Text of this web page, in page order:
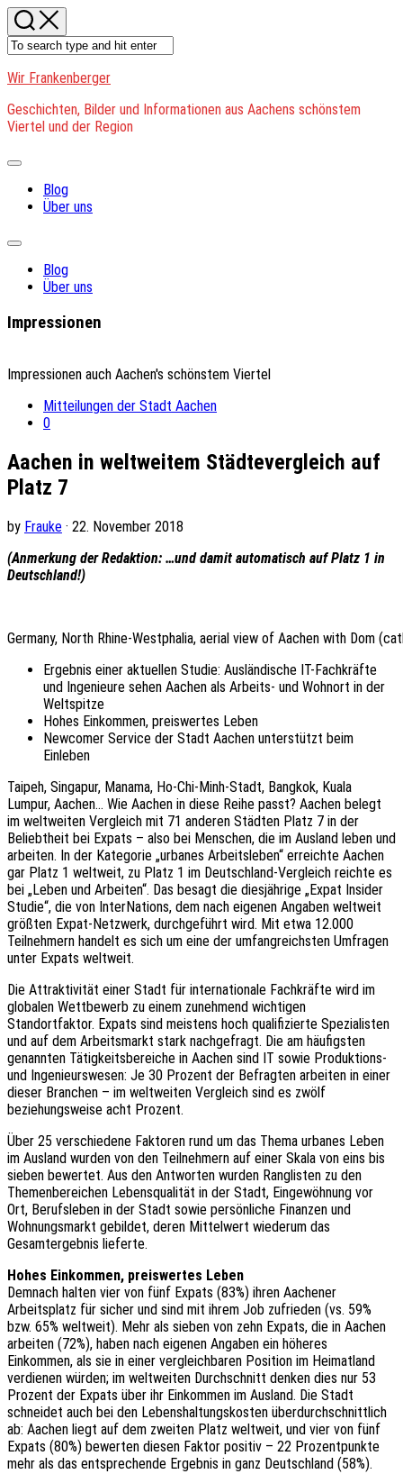
Skip
to
content
Wir Frankenberger
Geschichten, Bilder und Informationen aus Aachens schönstem
Viertel und der Region
Expand
Blog
Über uns
Expand
Blog
Über uns
Impressionen
Impressionen auch Aachen's schönstem Viertel
Mitteilungen der Stadt Aachen
0
Aachen in weltweitem Städtevergleich auf
Platz 7
by Frauke · 22. November 2018
(Anmerkung der Redaktion: …und damit automatisch auf Platz 1 in
Deutschland!)
Germany, North Rhine-Westphalia, aerial view of Aachen with Dom
Ergebnis einer aktuellen Studie: Ausländische IT-Fachkräfte
und Ingenieure sehen Aachen als Arbeits- und Wohnort in der
Weltspitze
Hohes Einkommen, preiswertes Leben
Newcomer Service der Stadt Aachen unterstützt beim
Einleben
Taipeh, Singapur, Manama, Ho-Chi-Minh-Stadt, Bangkok, Kuala
Lumpur, Aachen… Wie Aachen in diese Reihe passt? Aachen belegt
im weltweiten Vergleich mit 71 anderen Städten Platz 7 in der
Beliebtheit bei Expats – also bei Menschen, die im Ausland leben und
arbeiten. In der Kategorie „urbanes Arbeitsleben“ erreichte Aachen
gar Platz 1 weltweit, zu Platz 1 im Deutschland-Vergleich reichte es
bei „Leben und Arbeiten“. Das besagt die diesjährige „Expat Insider
Studie“, die von InterNations, dem nach eigenen Angaben weltweit
größten Expat-Netzwerk, durchgeführt wird. Mit etwa 12.000
Teilnehmern handelt es sich um eine der umfangreichsten Umfragen
unter Expats weltweit.
Die Attraktivität einer Stadt für internationale Fachkräfte wird im
globalen Wettbewerb zu einem zunehmend wichtigen
Standortfaktor. Expats sind meistens hoch qualifizierte Spezialisten
und auf dem Arbeitsmarkt stark nachgefragt. Die am häufigsten
genannten Tätigkeitsbereiche in Aachen sind IT sowie Produktions-
und Ingenieurswesen: Je 30 Prozent der Befragten arbeiten in einer
dieser Branchen – im weltweiten Vergleich sind es zwölf
beziehungsweise acht Prozent.
Über 25 verschiedene Faktoren rund um das Thema urbanes Leben
im Ausland wurden von den Teilnehmern auf einer Skala von eins bis
sieben bewertet. Aus den Antworten wurden Ranglisten zu den
Themenbereichen Lebensqualität in der Stadt, Eingewöhnung vor
Ort, Berufsleben in der Stadt sowie persönliche Finanzen und
Wohnungsmarkt gebildet, deren Mittelwert wiederum das
Gesamtergebnis lieferte.
Hohes Einkommen, preiswertes Leben
Demnach halten vier von fünf Expats (83%) ihren Aachener
Arbeitsplatz für sicher und sind mit ihrem Job zufrieden (vs. 59%
bzw. 65% weltweit). Mehr als sieben von zehn Expats, die in Aachen
arbeiten (72%), haben nach eigenen Angaben ein höheres
Einkommen, als sie in einer vergleichbaren Position im Heimatland
verdienen würden; im weltweiten Durchschnitt denken dies nur 53
Prozent der Expats über ihr Einkommen im Ausland. Die Stadt
schneidet auch bei den Lebenshaltungskosten überdurchschnittlich
ab: Aachen liegt auf dem zweiten Platz weltweit, und vier von fünf
Expats (80%) bewerten diesen Faktor positiv – 22 Prozentpunkte
mehr als das entsprechende Ergebnis in ganz Deutschland (58%).